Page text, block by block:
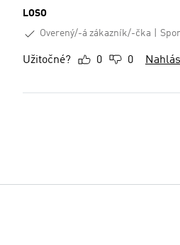
LOSO
Overený/-á zákazník/-čka
Užitočné? 0 0